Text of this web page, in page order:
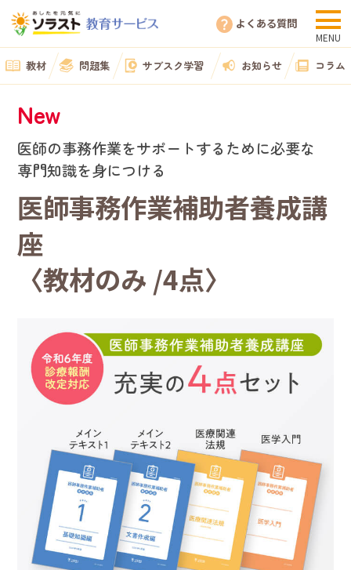
よくある質問
教材 問題集 サブスク学習 お知らせ コラム
New
医師の事務作業をサポートするために必要な
専門知識を身につける
医師事務作業補助者養成講
座
〈教材のみ /4点〉